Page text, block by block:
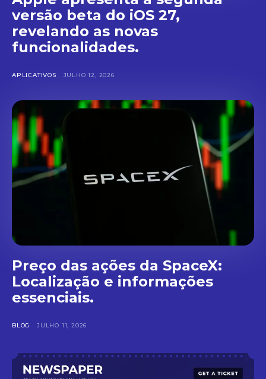
versão beta do iOS 27,
revelando as novas
funcionalidades.
APLICATIVOS JULHO 12, 2026
Preço das ações da SpaceX:
Localização e informações
essenciais.
BLOG JULHO 11, 2026